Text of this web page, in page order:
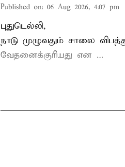
Published on: 06 Aug 2026, 4:07 pm
புதுடெல்லி,
நாடு முழுவதும் சாலை
வேதனைக்குரியது என ...